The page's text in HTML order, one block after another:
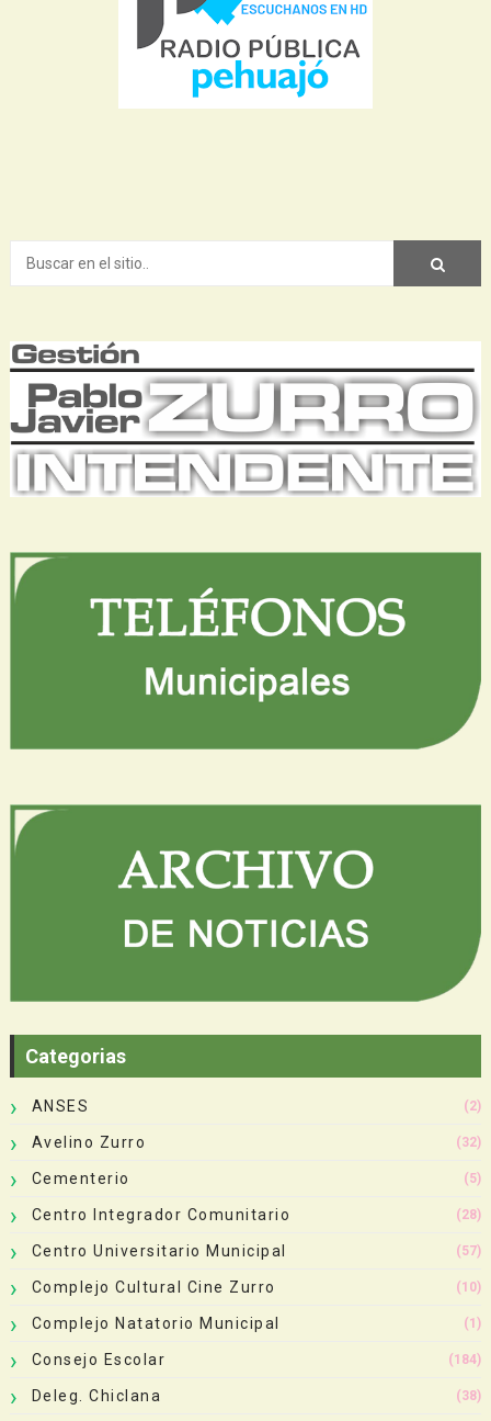
Categorias
ANSES (2)
Avelino Zurro (32)
Cementerio (5)
Centro Integrador Comunitario (28)
Centro Universitario Municipal (57)
Complejo Cultural Cine Zurro (10)
Complejo Natatorio Municipal (1)
Consejo Escolar (184)
Deleg. Chiclana (38)